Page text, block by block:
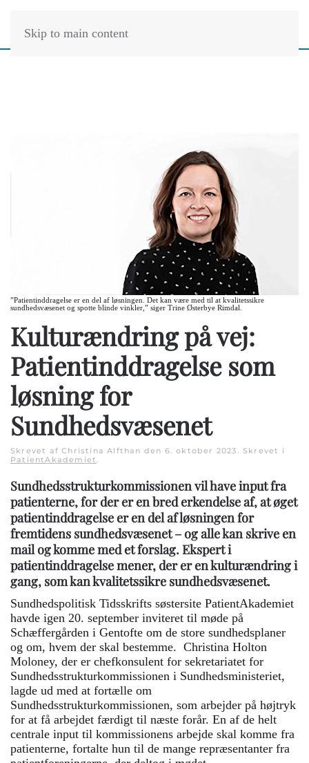
Skip to main content
”Patientinddragelse er en del af løsningen. Det kan være med til at kvalitetssikre
sundhedsvæsenet og spotte blinde vinkler,” siger Trine Østerbye Rimdal.
Kulturændring på vej:
Patientinddragelse som
løsning for
Sundhedsvæsenet
Skrevet af Christina Alfthan den 6. oktober 2023. Skrevet i
PatientAkademiet.
Sundhedsstrukturkommissionen vil have input fra
patienterne, for der er en bred erkendelse af, at øget
patientinddragelse er en del af løsningen for
fremtidens sundhedsvæsenet – og alle kan skrive en
mail og komme med et forslag. Ekspert i
patientinddragelse mener, der er en kulturændring i
gang, som kan kvalitetssikre sundhedsvæsenet.
Sundhedspolitisk Tidsskrifts søstersite PatientAkademiet
havde igen 20. september inviteret til møde på
Schæffergården i Gentofte om de store sundhedsplaner
og om, hvem der skal bestemme. Christina Holton
Moloney, der er chefkonsulent for sekretariatet for
Sundhedsstrukturkommissionen i Sundhedsministeriet,
lagde ud med at fortælle om
Sundhedsstrukturkommissionen, som arbejder på højtryk
for at få arbejdet færdigt til næste forår. En af de helt
centrale input til kommissionens arbejde skal komme fra
patienterne, fortalte hun til de mange repræsentanter fra